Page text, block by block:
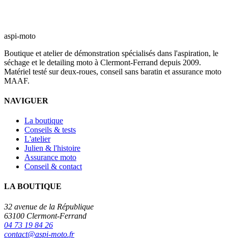
aspi-moto
Boutique et atelier de démonstration spécialisés dans l'aspiration, le
séchage et le detailing moto à Clermont-Ferrand depuis 2009.
Matériel testé sur deux-roues, conseil sans baratin et assurance moto
MAAF.
NAVIGUER
La boutique
Conseils & tests
L'atelier
Julien & l'histoire
Assurance moto
Conseil & contact
LA BOUTIQUE
32 avenue de la République
63100 Clermont-Ferrand
04 73 19 84 26
contact@aspi-moto.fr